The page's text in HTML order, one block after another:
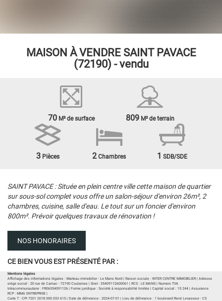
MAISON À VENDRESAINT PAVACE
(72190) - vendu
70M² de surface 809M² de terrain
3 Pièces 2 Chambres 1 SDB/SDE
SAINT PAVACE : Située en plein centre ville cette maison de quartier
sur sous-sol complet vous offre un salon-séjour d'environ 26m², 2
chambres, cuisine, salle d'eau. Le tout sur un foncier d'environ
800m². Prévoir quelques travaux de rénovation !
NOS HONORAIRES
CE BIEN VOUS EST PRÉSENTÉ PAR :
Mentions légales
Affichage des informations légales : Marteau immobilier - Le Mans Nord | Raison sociale : INTER CENTRE IMMOBILIER | Adresse
siège social : 20 rue de Carnac - 72190 Coulaines | Siret : 35409112600061 | RCS : LE MANS | Numero TVA
Intracommunautaire : FR06354091126 | Forme juridique : Société à responsabilité limitée | Capital social : 15 244 | Assurance
RCP : MMA ENTREPRISE |
Carte T : CPI 7201 2018 000 033 615 | Date de délivrance : 2024-07-01 | Lieu de délivrance : 1 boulevard René Levasseur - CS